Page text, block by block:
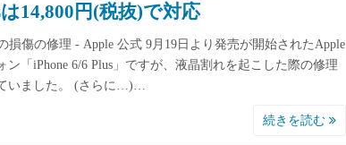
14,800円(税抜)で対応
損傷の修理 - Apple 公式 9月19日より発売が開始されたApple
ン「iPhone 6/6 Plus」ですが、液晶割れを起こした際の修理
いました。 (さらに…)…
続きを読む